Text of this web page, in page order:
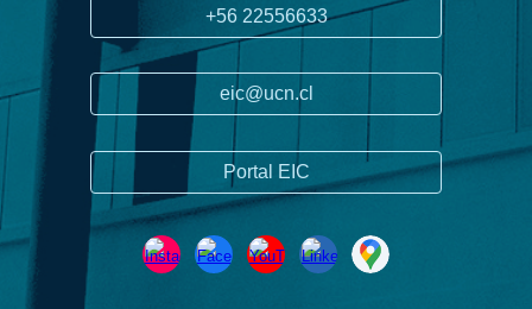
+56 22556633
eic@ucn.cl
Portal EIC